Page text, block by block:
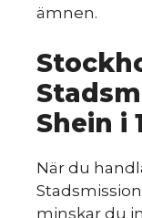
ämnen.
Shein i
När du
minskar du